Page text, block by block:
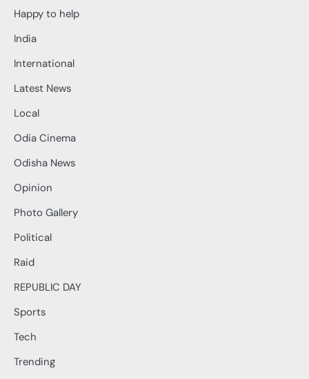
Happy to help
India
International
Latest News
Local
Odia Cinema
Odisha News
Opinion
Photo Gallery
Political
Raid
REPUBLIC DAY
Sports
Tech
Trending